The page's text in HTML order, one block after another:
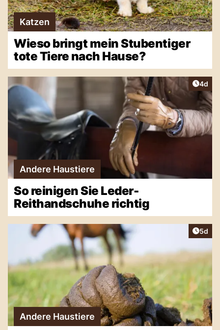
Katzen
Wieso bringt mein Stubentiger
tote Tiere nach Hause?
4d
Andere Haustiere
So reinigen Sie Leder-
Reithandschuhe richtig
5d
Andere Haustiere